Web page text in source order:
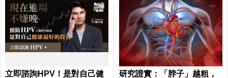
立即諮詢HPV！是對自己健 研究證實：「脖子」越粗，